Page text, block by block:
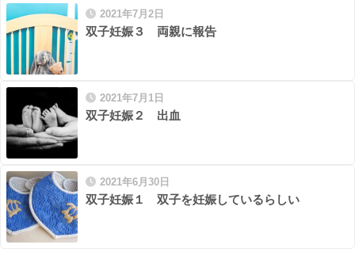
2021年7月2日
双子妊娠３ 両親に報告
2021年7月1日
双子妊娠２ 出血
2021年6月30日
双子妊娠１ 双子を妊娠しているらしい